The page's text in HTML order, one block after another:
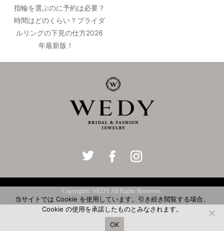
指輪を選ぶのに予約は必要？
時間はどのくらい？ブライダ
ルリングの下見の仕方2026
年最新版！
Copyright© WEDY All Rights Reservers.
当サイトでは Cookie を使用しています。引き続き閲覧する場合、
Cookie の使用を承諾したものとみなされます。
OK